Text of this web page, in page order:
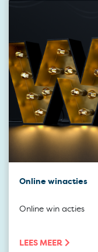
Online winacties
Online win acties
LEES MEER